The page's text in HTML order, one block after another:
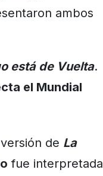
ambos
está de Vuelta.
el Mundial
de La
fue interpretada